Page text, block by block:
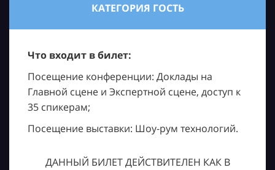
КАТЕГОРИЯ ГОСТЬ
Что входит в билет:
Посещение конференции: Доклады на
Главной сцене и Экспертной сцене, доступ к
35 спикерам;
Посещение выставки: Шоу-рум технологий.
ДАННЫЙ БИЛЕТ ДЕЙСТВИТЕЛЕН КАК В